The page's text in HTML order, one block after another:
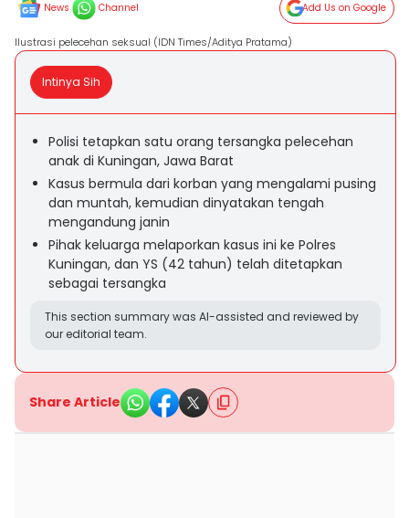
News Channel Add Us on Google
Ilustrasi pelecehan seksual (IDN Times/Aditya Pratama)
Intinya Sih
Polisi tetapkan satu orang tersangka pelecehan
anak di Kuningan, Jawa Barat
Kasus bermula dari korban yang mengalami pusing
dan muntah, kemudian dinyatakan tengah
mengandung janin
Pihak keluarga melaporkan kasus ini ke Polres
Kuningan, dan YS (42 tahun) telah ditetapkan
sebagai tersangka
This section summary was AI-assisted and reviewed by
our editorial team.
Share Article